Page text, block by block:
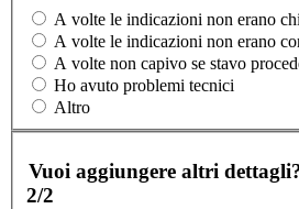
A volte le indicazioni non erano
A volte le indicazioni non erano
A volte non capivo se stavo
Ho avuto problemi tecnici
Altro
Vuoi aggiungere altri
2/2